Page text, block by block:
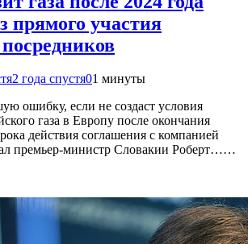
прямого участия
2 года спустя01 минуты
ошибку, если не создаст условия
газа в Европу после окончания
действия соглашения с компанией
премьер-министр Словакии Роберт……